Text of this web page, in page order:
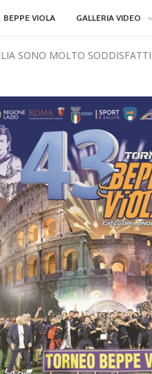
BEPPE VIOLA GALLERIA VIDEO
SONO MOLTO SODDISFATTI